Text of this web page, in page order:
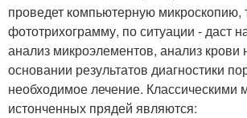
проведет компьютерную микроскопию,
фототрихограмму, по ситуации - даст
анализ микроэлементов, анализ
основании результатов диагностики
необходимое лечение. Классическими
истонченных прядей являются: